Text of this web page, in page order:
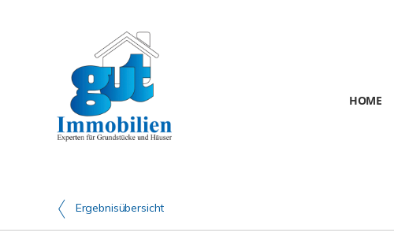
HOME
Ergebnisübersicht